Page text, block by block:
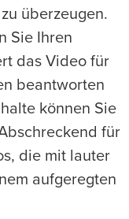
überzeugen.
Sie Ihren
das Video für
beantworten
können Sie
für
die mit lauter
aufgeregten